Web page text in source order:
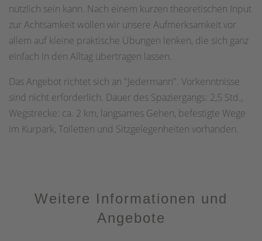
nützlich sein kann. Nach einem kurzen theoretischen Input
zur Achtsamkeit wollen wir unsere Aufmerksamkeit vor
allem auf kleine praktische Übungen lenken, die sich ganz
einfach in den Alltag übertragen lassen.
Das Angebot richtet sich an "Jedermann". Vorkenntnisse
sind nicht erforderlich. Dauer des Spaziergangs: 2,5 Std.,
Wegstrecke: ca. 2 km, langsames Gehen, befestigte Wege
im Kurpark, Toiletten und Sitzgelegenheiten vorhanden.
Weitere Informationen und
Angebote